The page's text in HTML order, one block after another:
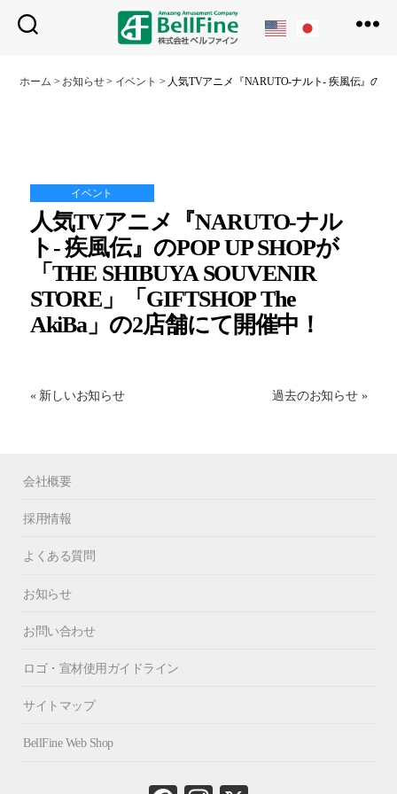
フ
ホーム > お知らせ> イベント > 人気TVアニメ『NARUTO-ナルト- 疾風伝』の
イベント
人気TVアニメ『NARUTO-ナル
ト- 疾風伝』のPOP UP SHOPが
「THE SHIBUYA SOUVENIR
STORE」「GIFTSHOP The
AkiBa」の2店舗にて開催中！
« 新しいお知らせ 過去のお知らせ »
会社概要
採用情報
よくある質問
お知らせ
お問い合わせ
ロゴ・宣材使用ガイドライン
サイトマップ
BellFine Web Shop
Fa In